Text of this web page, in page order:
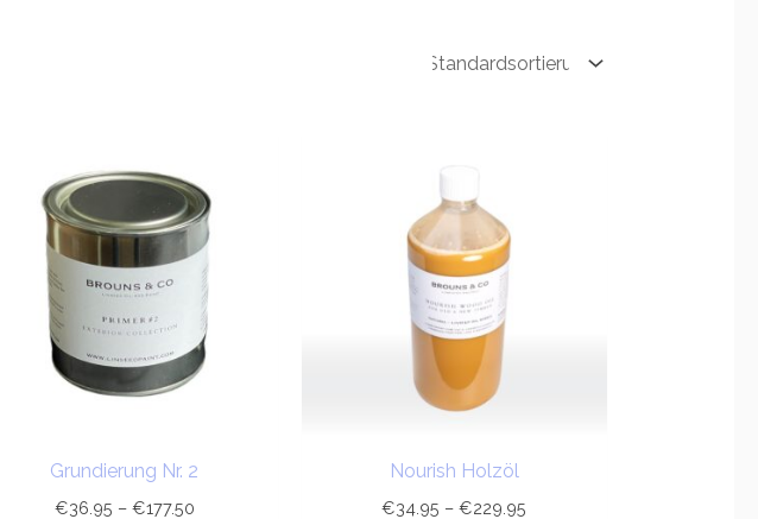
Grundierung Nr. 2
€36.95 – €177.50
bis
€177.50
Nourish Holzöl
€34.95 –€229.95